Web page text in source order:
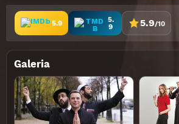
5.9
5.
9
5.9/10
Galeria